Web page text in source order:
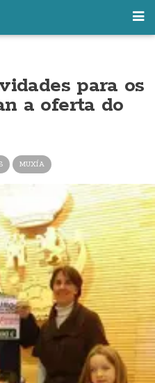
para os
a oferta do
MUXÍA